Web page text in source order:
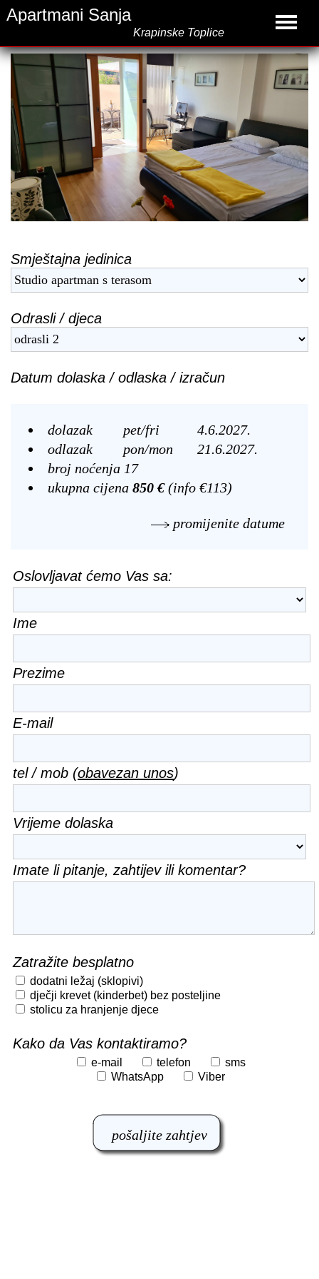
Apartmani Sanja
Krapinske Toplice
Smještajna jedinica
Odrasli / djeca
Datum dolaska / odlaska / izračun
dolazak pet/fri
4.6.2027.
odlazak
pon/mon
21.6.2027.
broj noćenja 17
ukupna cijena 850 €(info €113)
promijenite datume
Oslovljavat ćemo Vas sa:
Ime
Prezime
E-mail
tel / mob (obavezan unos)
Vrijeme dolaska
Imate li pitanje, zahtijev ili komentar?
Zatražite besplatno
dodatni ležaj (sklopivi)
dječji krevet (kinderbet) bez posteljine
stolicu za hranjenje djece
Kako da Vas kontaktiramo?
e-mail telefon
sms
WhatsApp
Viber